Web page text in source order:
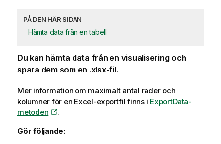
PÅ DEN HÄR SIDAN
Hämta data från en tabell
Du kan hämta data från en visualisering och
spara dem som en .xlsx-fil.
Mer information om maximalt antal rader och
kolumner för en Excel-exportfil finns i ExportData-
metoden
.
Gör följande: